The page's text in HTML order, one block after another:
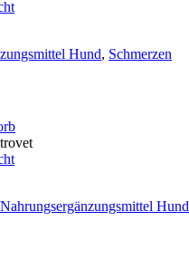
Hund, Schmerzen
Nahrungsergänzungsmittel Hund